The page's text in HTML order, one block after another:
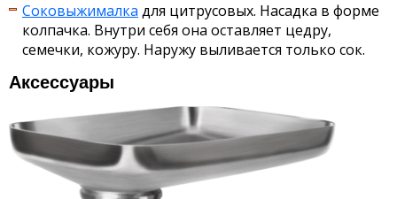
Соковыжималка для цитрусовых. Насадка в форме
колпачка. Внутри себя она оставляет цедру,
семечки, кожуру. Наружу выливается только сок.
Аксессуары